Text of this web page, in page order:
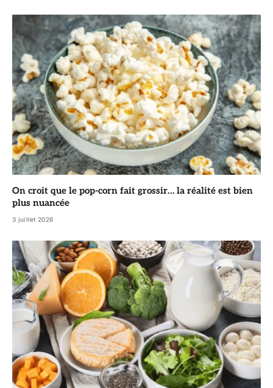
On croit que le pop-corn fait grossir… la réalité est bien
plus nuancée
3 juillet 2026